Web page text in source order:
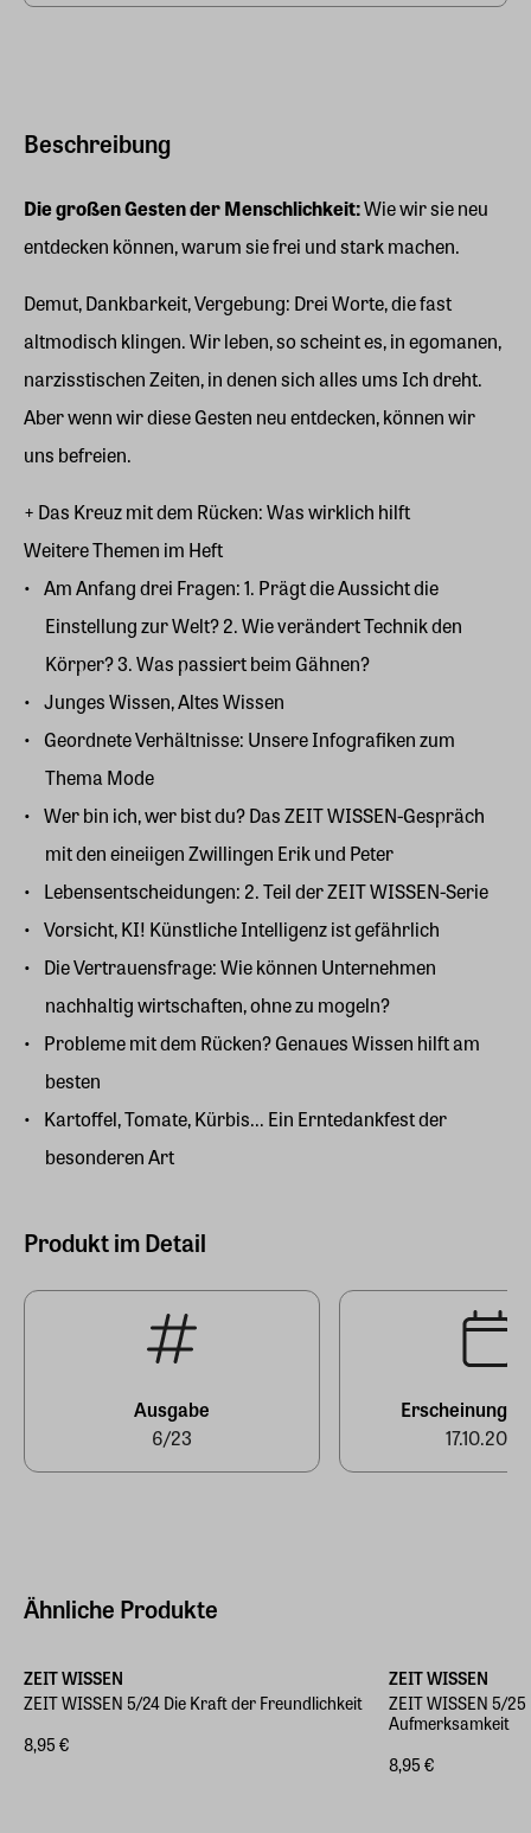
Beschreibung
Die großen Gesten der Menschlichkeit:Wie wir sie neu
entdecken können, warum sie frei und stark machen.
Demut, Dankbarkeit, Vergebung: Drei Worte, die fast
altmodisch klingen. Wir leben, so scheint es, in egomanen,
narzisstischen Zeiten, in denen sich alles ums Ich dreht.
Aber wenn wir diese Gesten neu entdecken, können wir
uns befreien.
+ Das Kreuz mit dem Rücken: Was wirklich hilft
Weitere Themen im Heft
Am Anfang drei Fragen: 1. Prägt die Aussicht die
Einstellung zur Welt? 2. Wie verändert Technik den
Körper? 3. Was passiert beim Gähnen?
Junges Wissen, Altes Wissen
Geordnete Verhältnisse: Unsere Infografiken zum
Thema Mode
Wer bin ich, wer bist du? Das ZEIT WISSEN-Gespräch
mit den eineiigen Zwillingen Erik und Peter
Lebensentscheidungen: 2. Teil der ZEIT WISSEN-Serie
Vorsicht, KI! Künstliche Intelligenz ist gefährlich
Die Vertrauensfrage: Wie können Unternehmen
nachhaltig wirtschaften, ohne zu mogeln?
Probleme mit dem Rücken? Genaues Wissen hilft am
besten
Kartoffel, Tomate, Kürbis... Ein Erntedankfest der
besonderen Art
Produkt im Detail
Ausgabe
6/23
17.10.2023
Ähnliche Produkte
ZEIT WISSEN
ZEIT WISSEN 5/24 Die Kraft der Freundlichkeit
8,95 €
ZEIT WISSEN
ZEIT WISSEN 5/
Aufmerksamkeit
8,95 €